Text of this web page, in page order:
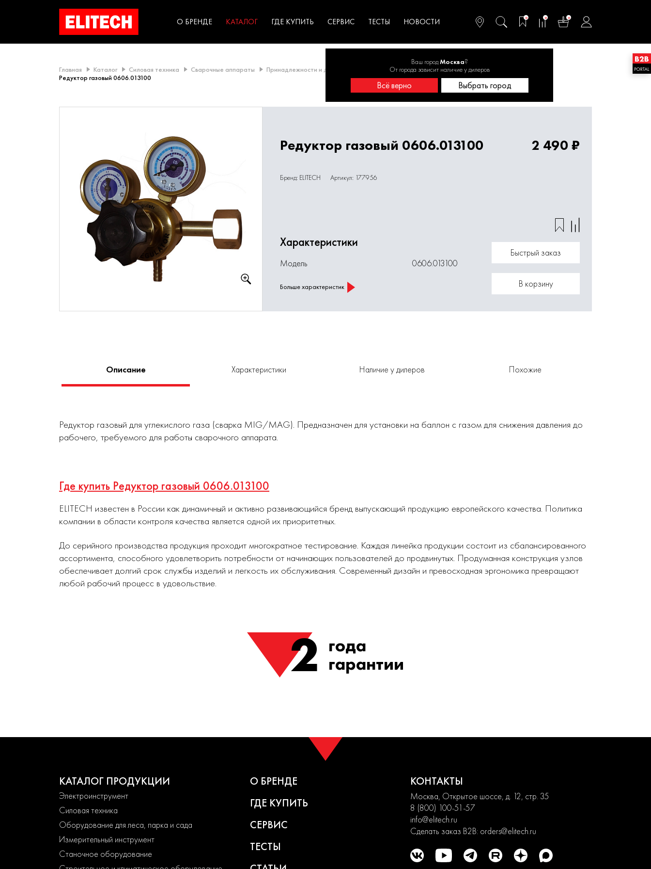
О БРЕНДЕ КАТАЛОГ садоводства
ГДЕ КУПИТЬ СЕРВИС ТЕСТЫ НОВОСТИ 0 0 0
Ваш городМосква?
От города зависит наличие у дилеров
Всё верно Выбрать город
Главная Каталог Силовая техника Сварочные аппараты Принадлежности и для сварочных аппаратов
Редукторы, соединители баллонов
Редуктор газовый 0606.013100
Редуктор газовый 0606.013100
Бренд: ELITECH Артикул: 177956
2 490 ₽
Характеристики
Модель 0606.013100
Больше характеристик
Быстрый заказ
В корзину
Описание Характеристики Наличие у дилеров Похожие
Редуктор газовый для углекислого газа (сварка MIG/MAG). Предназначен для установки на баллон с газом для снижения давления до
рабочего, требуемого для работы сварочного аппарата.
Где купить Редуктор газовый 0606.013100
ELITECH известен в России как динамичный и активно развивающийся бренд выпускающий продукцию европейского качества. Политика
компании в области контроля качества является одной их приоритетных.
До серийного производства продукция проходит многократное тестирование. Каждая линейка продукции состоит из сбалансированного
ассортимента, способного удовлетворить потребности от начинающих пользователей до продвинутых. Продуманная конструкция узлов
обеспечивает долгий срок службы изделий и легкость их обслуживания. Современный дизайн и превосходная эргономика превращают
любой рабочий процесс в удовольствие.
2 года
гарантии
КАТАЛОГ ПРОДУКЦИИ
Электроинструмент
Силовая техника
Оборудование для леса, парка и сада
Измерительный инструмент
Станочное оборудование
О БРЕНДЕ
ГДЕ КУПИТЬ
СЕРВИС
ТЕСТЫ
КОНТАКТЫ
Москва, Открытое шоссе, д. 12, стр. 35
8 (800) 100-51-57
info@elitech.ru
Сделать заказ B2B: orders@elitech.ru